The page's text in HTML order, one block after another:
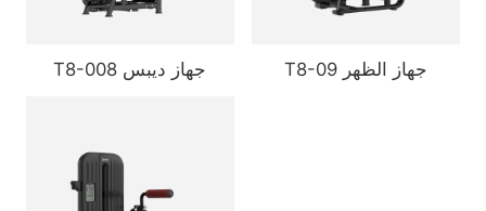
T8-008 جهاز ديبس T8-09 جهاز الظهر